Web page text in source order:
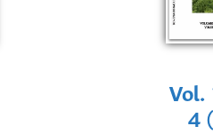
Vol.
4